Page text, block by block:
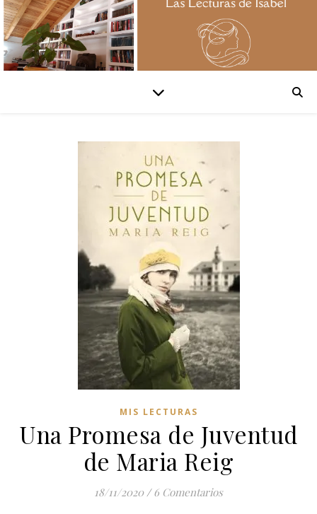
MIS LECTURAS
Una Promesa de Juventud
de Maria Reig
18/11/2020 / 6 Comentarios